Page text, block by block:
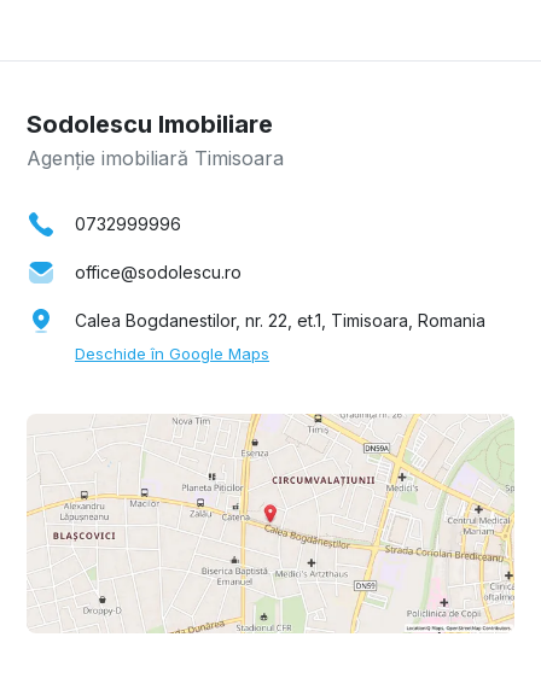
Sodolescu Imobiliare
Agenție imobiliară Timisoara
0732999996
office@sodolescu.ro
Calea Bogdanestilor, nr. 22, et.1, Timisoara, Romania
Deschide în Google Maps